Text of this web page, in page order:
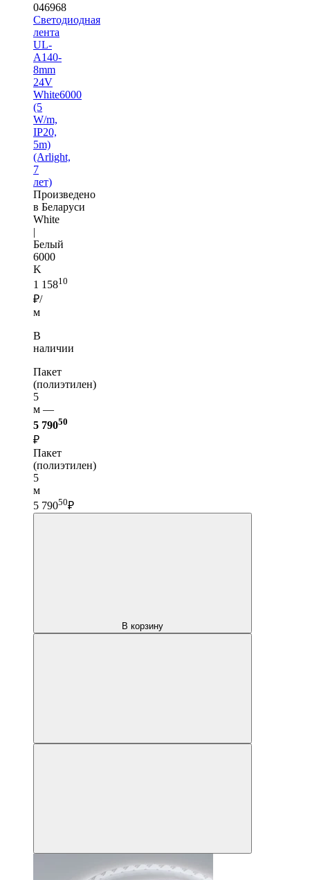
046968
Светодиодная
лента
UL-
A140-
8mm
24V
White6000
(5
W/m,
IP20,
5m)
(Arlight,
7
лет)
Произведено
в Беларуси
White
|
Белый
6000
K
1 15810
₽/
м
В
наличии
Пакет
(полиэтилен)
5
м —
5 79050
₽
Пакет
(полиэтилен)
5
м
5 79050₽
В корзину